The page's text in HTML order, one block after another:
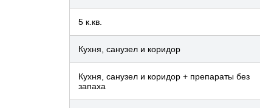
5 к.кв.
Кухня, санузел и коридор
Кухня, санузел и коридор + препараты без
запаха